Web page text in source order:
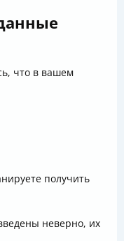
что в вашем
получить
неверно, их